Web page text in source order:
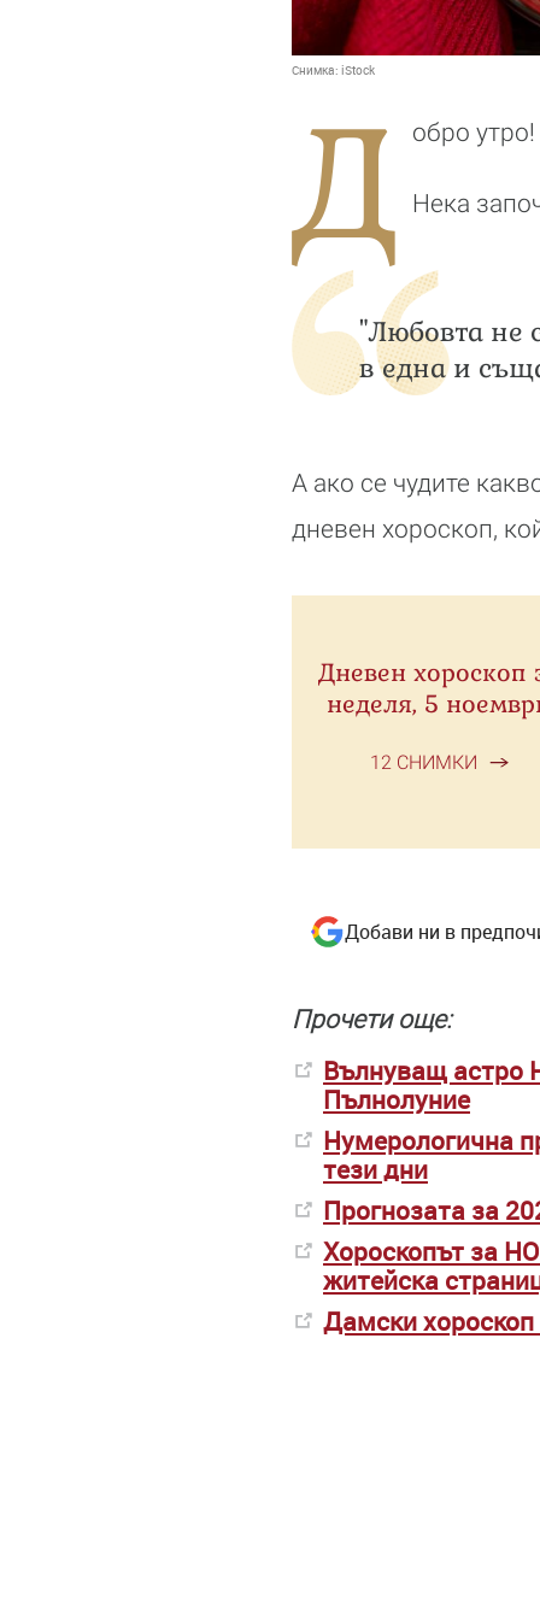
Снимка: iStock
Д обро утро!
Нека
"Любовта не
в една и
А ако се чудите
дневен хороскоп,
Дневен хороскоп
неделя, 5
12 СНИМКИ
Добави ни в
Прочети още:
Вълнуващ астро
Пълнолуние
Нумерологична
тези дни
Прогнозата за
Хороскопът за
житейска
Дамски